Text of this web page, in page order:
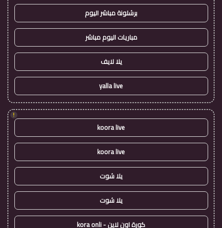
برشلونة مباشر اليوم
مباريات اليوم مباشر
يلا لايف
yalla live
!
koora live
koora live
يلا شوت
يلا شوت
كورة اون لاين - kora onli